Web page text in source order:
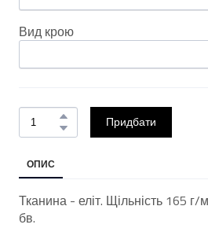
Вид крою
Придбати
ОПИС
Тканина - еліт. Щільність 165 г/
бв.